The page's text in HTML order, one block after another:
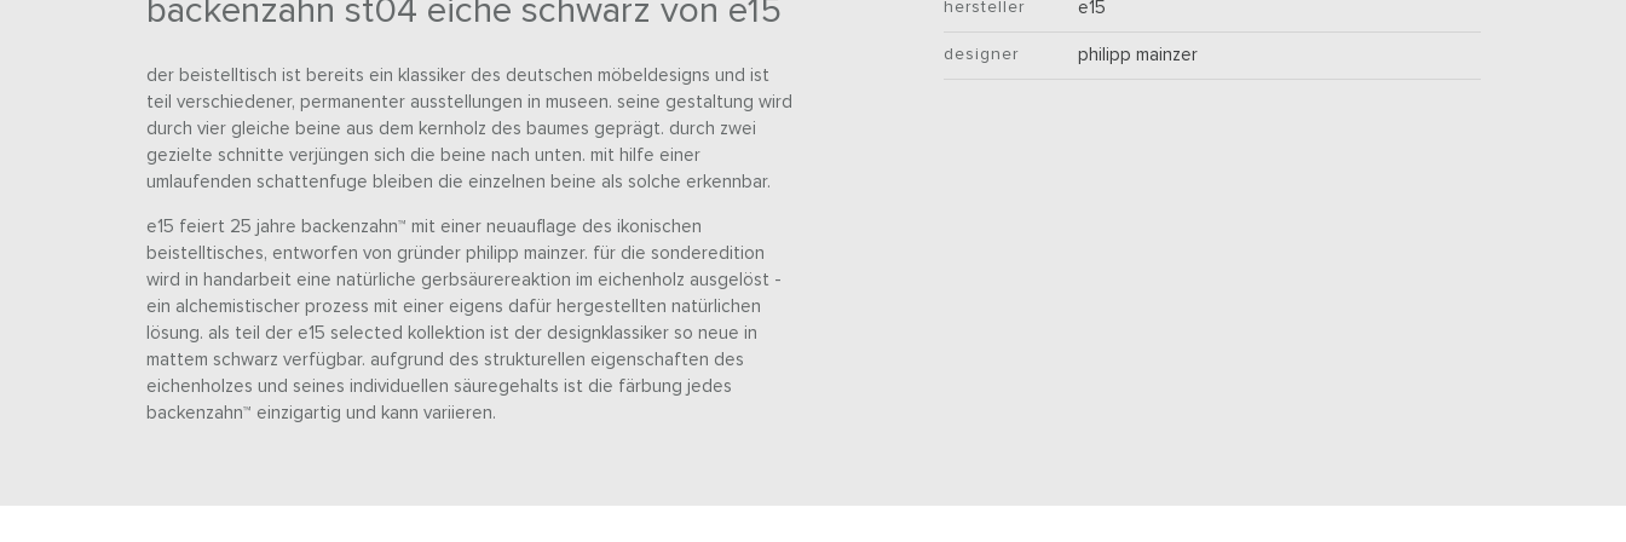
backenzahn st04 eiche schwarz von e15
der beistelltisch ist bereits ein klassiker des deutschen möbeldesigns und ist
teil verschiedener, permanenter ausstellungen in museen. seine gestaltung wird
durch vier gleiche beine aus dem kernholz des baumes geprägt. durch zwei
gezielte schnitte verjüngen sich die beine nach unten. mit hilfe einer
umlaufenden schattenfuge bleiben die einzelnen beine als solche erkennbar.
e15 feiert 25 jahre backenzahn™ mit einer neuauflage des ikonischen
beistelltisches, entworfen von gründer philipp mainzer. für die sonderedition
wird in handarbeit eine natürliche gerbsäurereaktion im eichenholz ausgelöst -
ein alchemistischer prozess mit einer eigens dafür hergestellten natürlichen
lösung. als teil der e15 selected kollektion ist der designklassiker so neue in
mattem schwarz verfügbar. aufgrund des strukturellen eigenschaften des
eichenholzes und seines individuellen säuregehalts ist die färbung jedes
backenzahn™ einzigartig und kann variieren.
hersteller e15
designer philipp mainzer